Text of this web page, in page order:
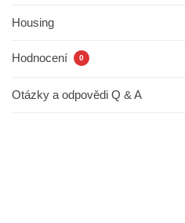
Housing
Hodnocení 0
Otázky a odpovědi Q & A